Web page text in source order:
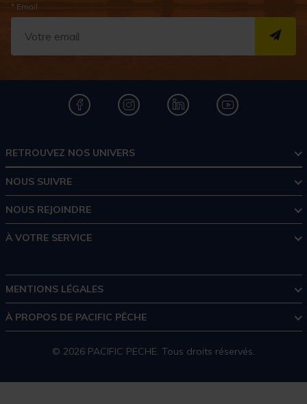
* Email
RETROUVEZ NOS UNIVERS
NOUS SUIVRE
NOUS REJOINDRE
À VOTRE SERVICE
MENTIONS LÉGALES
À PROPOS DE PACIFIC PÊCHE
© 2026 PACIFIC PECHE. Tous droits réservés.